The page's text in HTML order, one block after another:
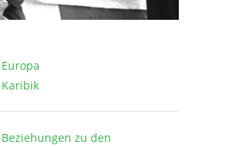
Europa
Karibik
Beziehungen zu den